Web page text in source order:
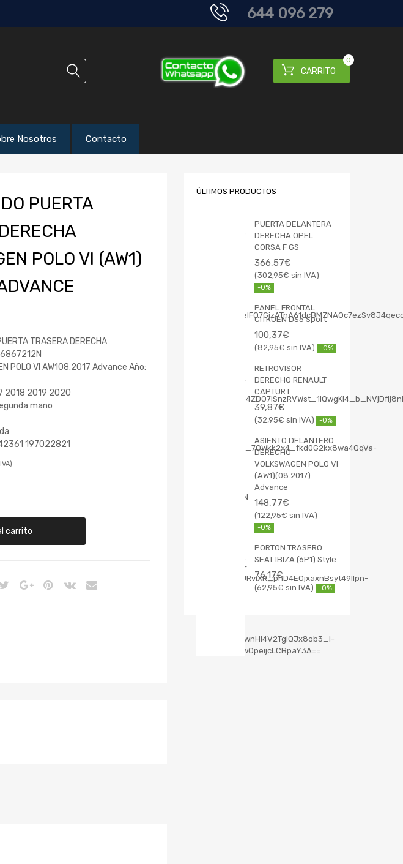
644 096 279
CARRITO
0
Nosotros Contacto
PUERTA
POLO VI (AW1)
TRASERA DERECHA
POLO VI AW108.2017 Advance Año:
2018 2019 2020
mano
197022821
carrito
ÚLTIMOS PRODUCTOS
PUERTA DELANTERA
DERECHA OPEL
CORSA F GS
366,57€
302,95€
-0%
PANEL FRONTAL
CITROEN DS5 Sport
100,37€
82,95€ -0%
RETROVISOR
DERECHO RENAULT
CAPTUR I
39,87€
32,95€ -0%
ASIENTO DELANTERO
DERECHO
VOLKSWAGEN POLO VI
(AW1)(08.2017)
Advance
148,77€
122,95€
-0%
PORTON TRASERO
SEAT IBIZA (6P1) Style
76,17€
62,95€ -0%